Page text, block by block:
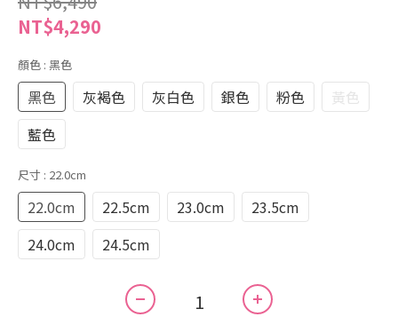
NT$4,290
顏色 : 黑色
黑色 灰褐色 灰白色 銀色 粉色
黃色
藍色
尺寸 : 22.0cm
22.0cm 22.5cm 23.0cm
23.5cm
24.0cm
24.5cm